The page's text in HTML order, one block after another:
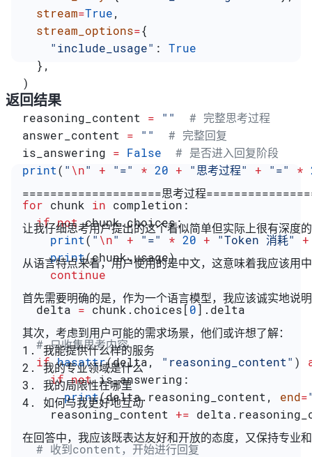
  stream
=True,
  stream_options
={
    "include_usage"
: True
  },
)
reasoning_content = ""
  # 完整思考过程
answer_content = ""
  # 完整回复
is_answering = False
  # 是否进入回复阶段
print( " \n" + "=" * 20 + "思考过程" + "=" *
for chunk in completion:
  if
not chunk.choices:
    print
( " \n" + "=" * 20 + "Token 消耗" +
    print
(chunk.usage)
    continue
  delta
= chunk.choices[0].delta
  # 只收集思考内容
  if
hasattr(delta, "reasoning_content" )
    if
not is_answering:
      print
(delta.reasoning_content, end=
    reasoning_content
+=
  # 收到content，开始进行回复
返回结果
====================思考过程
让我仔细思考用户提出的这个看似简单但实际上很有深度
从语言特点来看，用户使用的是中文，这意味着我应该用
首先需要明确的是，作为一个语言模型，我应该诚实地说
其次，考虑到用户可能的需求场景，他们或许想了解：
1. 我能提供什么样的服务
2. 我的专业领域是什么
3. 我的局限性在哪里
4. 如何与我更好地互动
在回答中，我应该既表达友好和开放的态度，又保持专业